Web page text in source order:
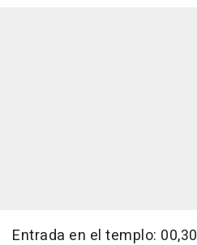
Entrada en el templo: 00,30